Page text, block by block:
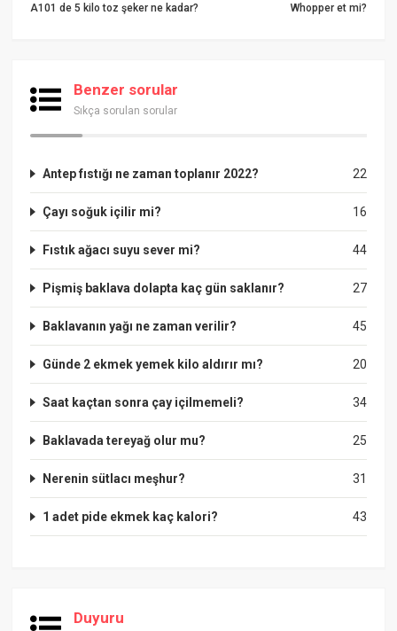
A101 de 5 kilo toz şeker ne kadar? Whopper et mi?
Benzer sorular
Sıkça sorulan sorular
22
Antep fıstığı ne zaman toplanır 2022?
16
Çayı soğuk içilir mi?
44
Fıstık ağacı suyu sever mi?
27
Pişmiş baklava dolapta kaç gün saklanır?
45
Baklavanın yağı ne zaman verilir?
20
Günde 2 ekmek yemek kilo aldırır mı?
34
Saat kaçtan sonra çay içilmemeli?
25
Baklavada tereyağ olur mu?
31
Nerenin sütlacı meşhur?
43
1 adet pide ekmek kaç kalori?
Duyuru